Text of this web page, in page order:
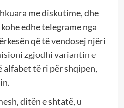
me diskutime, dhe
edhe telegrame nga
që të vendosej njëri
zgjodhi variantin e
të ri për shqipen,
ditën e shtatë, u